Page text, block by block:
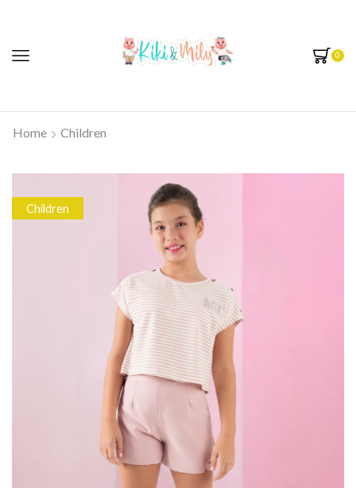
0
Home Children
Children